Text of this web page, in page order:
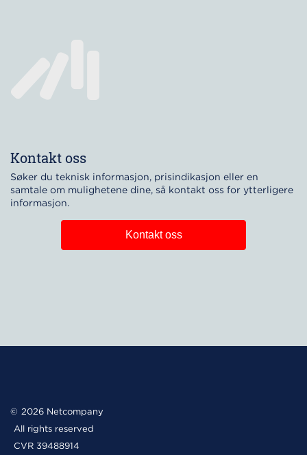
Kontakt oss
Søker du teknisk informasjon, prisindikasjon eller en
samtale om mulighetene dine, så kontakt oss for ytterligere
informasjon.
Kontakt oss
2026 Netcompany
All rights reserved
CVR 39488914